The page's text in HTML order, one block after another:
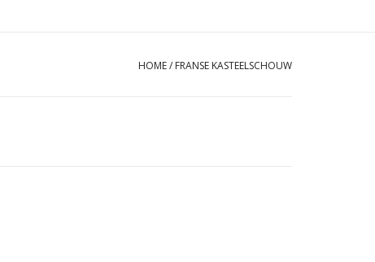
HOME/ FRANSE KASTEELSCHOUW